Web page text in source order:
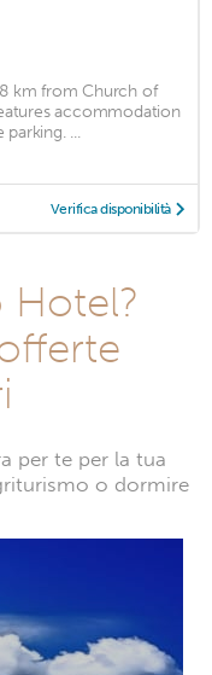
km from Church of
accommodation
parking. ...
Verifica disponibilità
per te per la tua
o dormire